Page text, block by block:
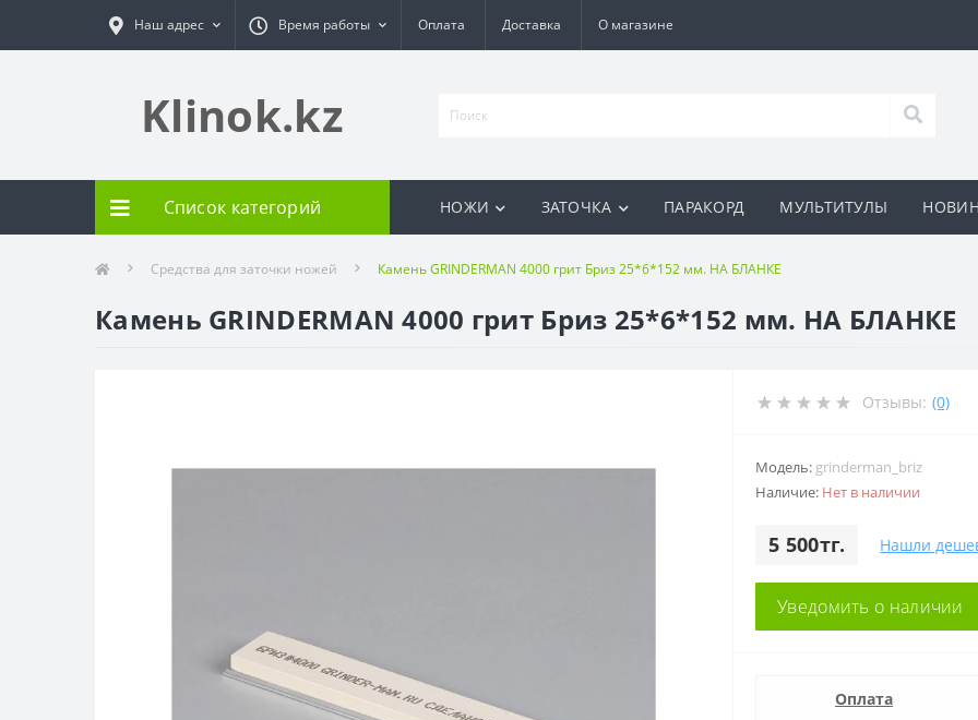
Наш адрес Время работы Оплата Доставка О магазине
Klinok.kz
Список категорий НОЖИ ЗАТОЧКА ПАРАКОРД МУЛЬТИТУЛЫ
Средства для заточки ножей Камень GRINDERMAN 4000 грит Бриз 25*6*152 мм. НА БЛАНКЕ
Камень GRINDERMAN 4000 грит Бриз 25*6*152 мм. НА БЛАНКЕ
Отзывы: (0)
Модель: grinderman_briz
Наличие: Нет в наличии
5 500тг. Нашли
Уведомить о наличии
Оплата